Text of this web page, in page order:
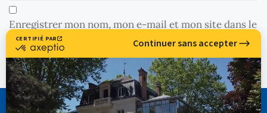
Enregistrer mon nom, mon e-mail et mon site dans le
navigateur pour mon prochain commentaire.